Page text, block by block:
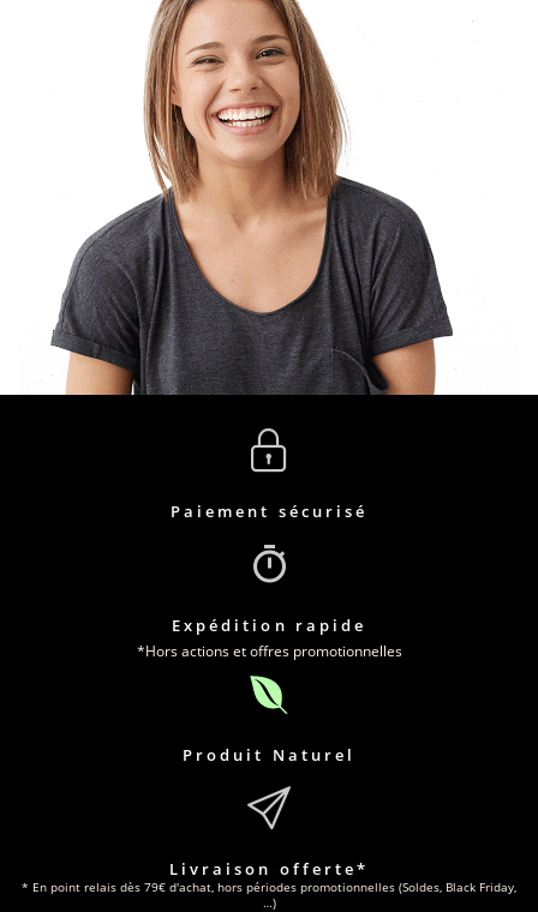
Paiement sécurisé
Expédition rapide
*Hors actions et offres promotionnelles
Produit Naturel
Livraison offerte*
* En point relais dès 79€ d'achat, hors périodes promotionnelles (Soldes, Black Friday,
…)